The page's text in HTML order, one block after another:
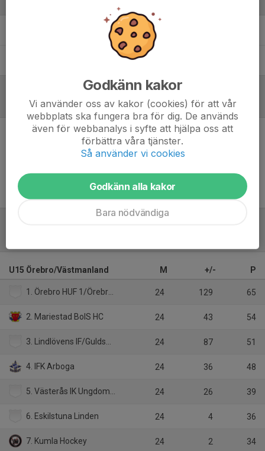
Tränare
Materialförvaltare
Referat
Inget referat skrivet
U15 Örebro/Västmanland M +/- P
1. Örebro HUF 1/Örebro HK:1 24 129 65
2. Mariestad BoIS HC 24 43 54
3. Lindlövens IF/Guldsmedshytte SK 24 87 51
4. IFK Arboga 24 36 48
5. Västerås IK Ungdom/Västerås IK 24 26 39
6. Eskilstuna Linden 24 4 36
7. Kumla Hockey 24 2 34
Godkänn kakor
Vi använder oss av kakor (cookies) för att vår
webbplats ska fungera bra för dig. De används
även för webbanalys i syfte att hjälpa oss att
förbättra våra tjänster.
Så använder vi cookies
Godkänn alla kakor
Bara nödvändiga